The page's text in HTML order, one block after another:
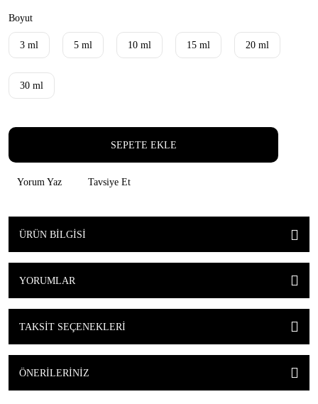
Boyut
3 ml 5 ml 10 ml 15 ml 20 ml
30 ml
SEPETE EKLE
Yorum Yaz Tavsiye Et
ÜRÜN BILGISI
YORUMLAR
TAKSIT SEÇENEKLERI
ÖNERILERINIZ